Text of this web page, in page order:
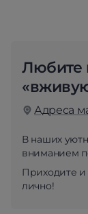
Любите
Адреса
В наших
вниманием
Приходите и
лично!